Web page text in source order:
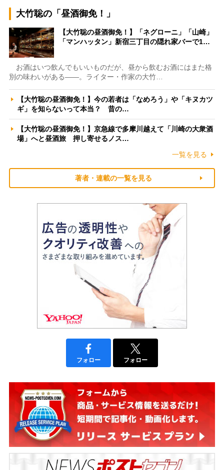
大竹聡の「昼酒御免！」
【大竹聡の昼酒御免！】「ネグローニ」「山崎」
「マンハッタン」新宿三丁目の隠れ家バーで1…
お酒はいつ飲んでもいいものだが、昼から飲むお酒にはまた格
別の味わいがある――。ライター・作家の大竹…
【大竹聡の昼酒御免！】今の若者は「なめろう」や「キヌカツ
ギ」を知らないって本当？ 昔の…
【大竹聡の昼酒御免！】京急線で多摩川越えて「川崎の大衆酒
場」へと昼酒旅 押し寄せるノス…
一覧を見る
著者・連載の一覧を見る
フォロー フォロー